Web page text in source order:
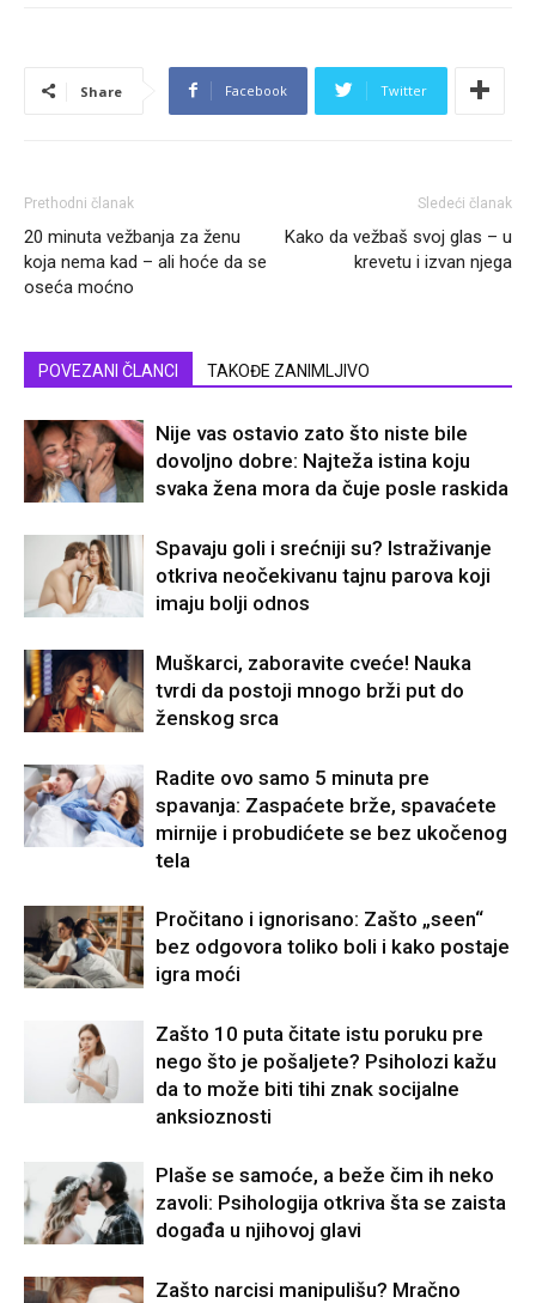
Share Facebook Twitter
Prethodni članak
20 minuta vežbanja za ženu
koja nema kad – ali hoće da se
oseća moćno
Sledeći članak
Kako da vežbaš svoj glas – u
krevetu i izvan njega
POVEZANI ČLANCI TAKOĐE ZANIMLJIVO
Nije vas ostavio zato što niste bile
dovoljno dobre: Najteža istina koju
svaka žena mora da čuje posle raskida
Spavaju goli i srećniji su? Istraživanje
otkriva neočekivanu tajnu parova koji
imaju bolji odnos
Muškarci, zaboravite cveće! Nauka
tvrdi da postoji mnogo brži put do
ženskog srca
Radite ovo samo 5 minuta pre
spavanja: Zaspaćete brže, spavaćete
mirnije i probudićete se bez ukočenog
tela
Pročitano i ignorisano: Zašto „seen“
bez odgovora toliko boli i kako postaje
igra moći
Zašto 10 puta čitate istu poruku pre
nego što je pošaljete? Psiholozi kažu
da to može biti tihi znak socijalne
anksioznosti
Plaše se samoće, a beže čim ih neko
zavoli: Psihologija otkriva šta se zaista
događa u njihovoj glavi
Zašto narcisi manipulišu? Mračno